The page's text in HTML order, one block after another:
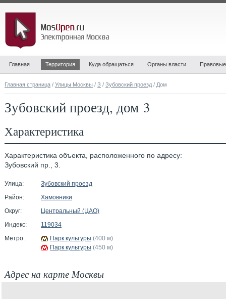
Главная Территория Куда обращаться Органы власти
Главная страница / Улицы Москвы / З / Зубовский проезд / Дом
Зубовский проезд, дом 3
Характеристика
Характеристика объекта, расположенного по адресу:
Зубовский пр., 3.
Улица:
Зубовский проезд
Район:
Хамовники
Округ:
Центральный (ЦАО)
Индекс:
119034
Метро:
Парк культуры (400 м)
Парк культуры (450 м)
Адрес на карте Москвы